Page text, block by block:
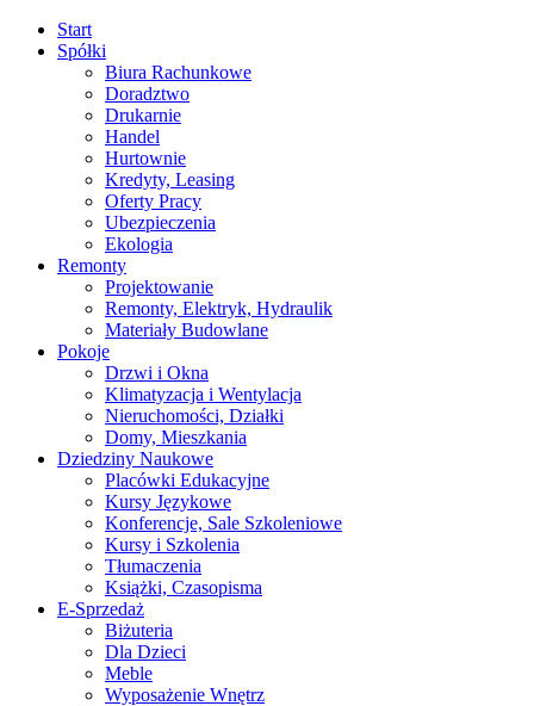
Start
Spółki
Biura Rachunkowe
Doradztwo
Drukarnie
Handel
Hurtownie
Kredyty, Leasing
Oferty Pracy
Ubezpieczenia
Ekologia
Remonty
Projektowanie
Remonty, Elektryk, Hydraulik
Materiały Budowlane
Pokoje
Drzwi i Okna
Klimatyzacja i Wentylacja
Nieruchomości, Działki
Domy, Mieszkania
Dziedziny Naukowe
Placówki Edukacyjne
Kursy Językowe
Konferencje, Sale Szkoleniowe
Kursy i Szkolenia
Tłumaczenia
Książki, Czasopisma
E-Sprzedaż
Biżuteria
Dla Dzieci
Meble
Wyposażenie Wnętrz